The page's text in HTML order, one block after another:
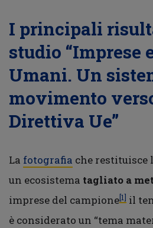
I principali
studio “Imprese
Umani. Un
movimento
Direttiva Ue”
La fotografia che restituisce
un ecosistema tagliato a
imprese del campione[1] il
è considerato un “tema